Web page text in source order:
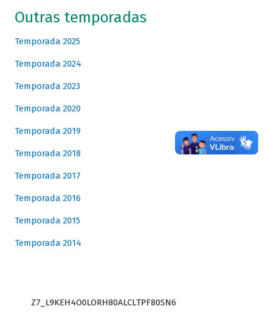
Outras temporadas
Temporada 2025
Temporada 2024
Temporada 2023
Temporada 2020
Temporada 2019
Temporada 2018
Temporada 2017
Temporada 2016
Temporada 2015
Temporada 2014
Z7_L9KEH4O0LORH80ALCLTPF80SN6